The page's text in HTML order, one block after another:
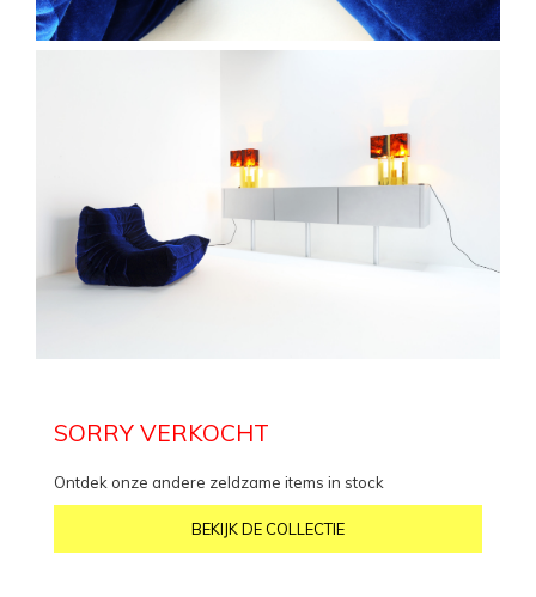
SORRY VERKOCHT
Ontdek onze andere zeldzame items in stock
BEKIJK DE COLLECTIE